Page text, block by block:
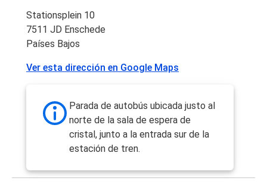
Stationsplein 10
7511 JD Enschede
Países Bajos
Ver esta dirección en Google Maps
Parada de autobús ubicada justo al
norte de la sala de espera de
cristal, junto a la entrada sur de la
estación de tren.